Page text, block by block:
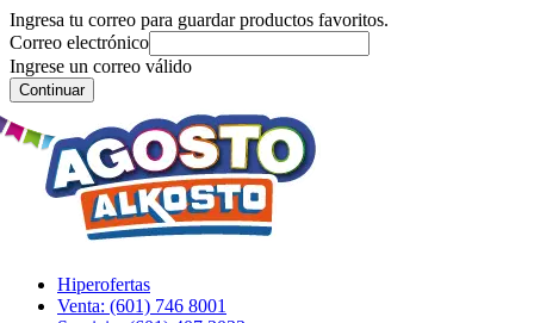
Ingresa tu correo para guardar productos favoritos.
Correo electrónico
Ingrese un correo válido
Continuar
Hiperofertas
Venta: (601) 746 8001